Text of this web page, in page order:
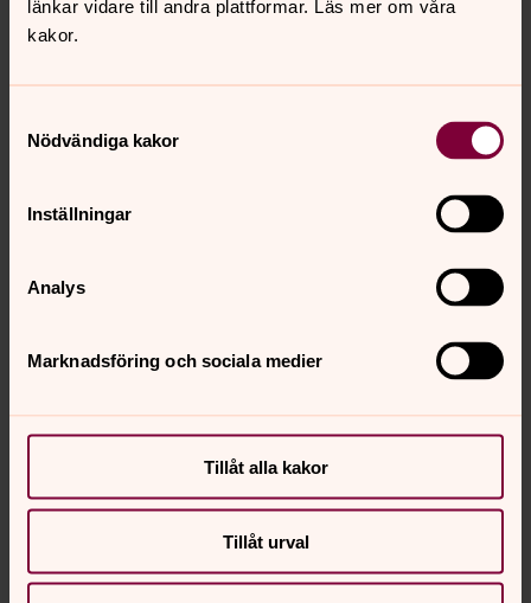
länkar vidare till andra plattformar. Läs mer om våra
kakor.
Nödvändiga kakor
Inställningar
Analys
Marknadsföring och sociala medier
Tillåt alla kakor
Tillåt urval
0:00
Spela
Jag skulle vilja våga tro
0:00 02:40
Spela
Jag tror på en Gud
Psalm 766
0:00 02:29